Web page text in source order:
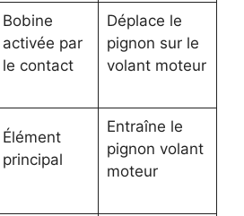
Bobine
activée par
le contact
Déplace le
pignon sur le
volant moteur
Élément
principal
Entraîne le
pignon volant
moteur